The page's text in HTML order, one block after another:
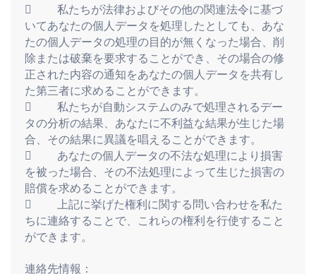
            私たちが法律およびその他の関連法令に基づ
いてあなたの個人データを処理したとしても、あな
たの個人データの処理の目的が無くなった場合、削
除または破棄を要求することができ、その場合の修
正された内容の通知をあなたの個人データを共有し
た第三者に求めることができます。
            私たちが自動システムのみで処理されるデー
タの分析の結果、あなたに不利益な結果が生じた場
合、その結果に異議を唱えることができます。
            あなたの個人データの不法な処理により損害
を被った場合、その不法処理によって生じた損害の
賠償を求めることができます。
            上記に挙げた権利に関する問い合わせを私た
ちに連絡することで、これらの権利を行使すること
ができます。
連絡先情報：